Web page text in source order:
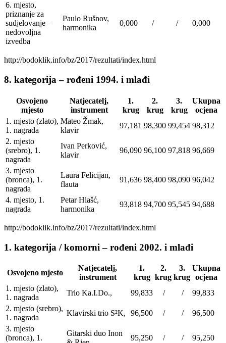
6. mjesto,
priznanje za
sudjelovanje –
nedovoljna
izvedba
Paulo Rušnov,
harmonika
0,000 / / 0,000
http://bodoklik.info/bz/2017/rezultati/index.html
8. kategorija – rođeni 1994. i mlađi
Osvojeno
mjesto
Natjecatelj,
instrument
1.
krug
2.
krug
3.
krug
Ukupna
ocjena
1. mjesto (zlato),
1. nagrada
Mateo Žmak,
klavir
97,181 98,300 99,454 98,312
2. mjesto
(srebro), 1.
nagrada
Ivan Perković,
klavir
96,090 96,100 97,818 96,669
3. mjesto
(bronca), 1.
nagrada
Laura Felicijan,
flauta
91,636 98,400 98,090 96,042
4. mjesto, 1.
nagrada
Petar Hlašć,
harmonika
93,818 94,700 95,545 94,688
http://bodoklik.info/bz/2017/rezultati/index.html
1. kategorija / komorni – rođeni 2002. i mlađi
Osvojeno mjesto
Natjecatelj,
instrument
1.
krug
2.
krug
3.
krug
Ukupna
ocjena
1. mjesto (zlato),
1. nagrada
Trio Ka.I.Do., 99,833 / /
99,833
2. mjesto (srebro),
1. nagrada
Klavirski trio S²K, 96,500 / /
96,500
3. mjesto
(bronca), 1.
Gitarski duo Inon
95,250 / / 95,250